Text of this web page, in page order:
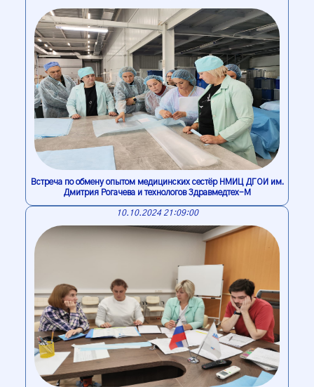
Встреча по обмену опытом медицинских сестёр НМИЦ ДГОИ им.
Дмитрия Рогачева и технологов Здравмедтех-М
10.10.2024 21:09:00